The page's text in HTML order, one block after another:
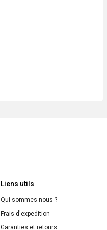
Liens utils
Qui sommes nous ?
Frais d'expedition
Garanties et retours